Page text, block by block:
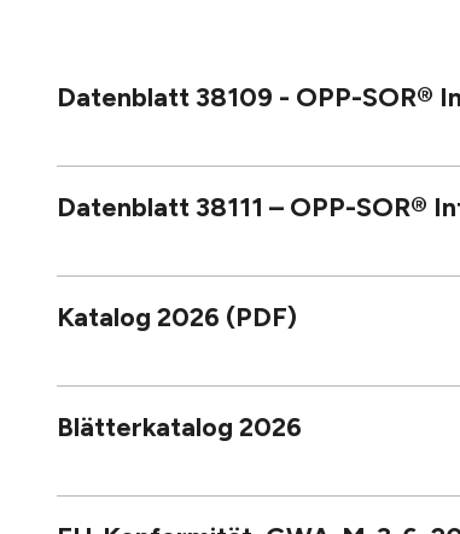
Datenblatt 38109 - OPP-SOR®
Datenblatt 38111 – OPP-SOR®
Katalog 2026 (PDF)
Blätterkatalog 2026